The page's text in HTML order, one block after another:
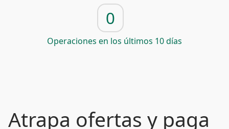
0
Operaciones en los últimos 10 días
Atrapa ofertas y paga